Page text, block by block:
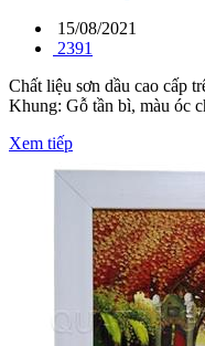
15/08/2021
2391
Chất liệu sơn dầu cao cấp
Khung: Gỗ tần bì, màu óc
Xem tiếp